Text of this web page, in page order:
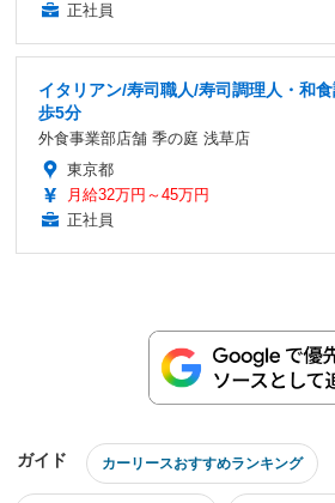
正社員
イタリアン/寿司職人/寿司調理人・和
歩5分
外食事業部店舗 季の庭 浅草店
東京都
月給32万円～45万円
正社員
ガイド カーリースおすすめランキング